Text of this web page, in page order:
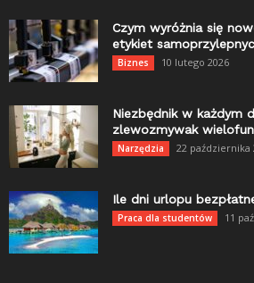
Czym wyróżnia się
etykiet
Biznes 10 lutego 2026
Niezbędnik w każdym
zlewozmywak
Narzędzia 22 października
Ile dni urlopu
Praca dla studentów 11